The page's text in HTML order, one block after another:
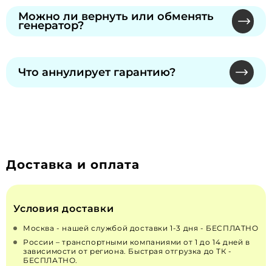
талоне, который вы получите при покупке.
сервисный центр производителя по номеру из
талона. Предъявите талон — без него
сохраняется при официальном ТО.
Можно ли вернуть или обменять
генератор?
невозможны по законодательству РФ "О
ЗАЩИТЕ ПРАВ ПОТРЕБИТЕЛЕЙ" от 07.02.1992 N
Что аннулирует гарантию?
Доставка и оплата
Условия доставки
Москва - нашей службой доставки 1-3 дня - БЕСПЛАТНО
России – транспортными компаниями от 1 до 14 дней в
зависимости от региона. Быстрая отгрузка до ТК -
БЕСПЛАТНО.